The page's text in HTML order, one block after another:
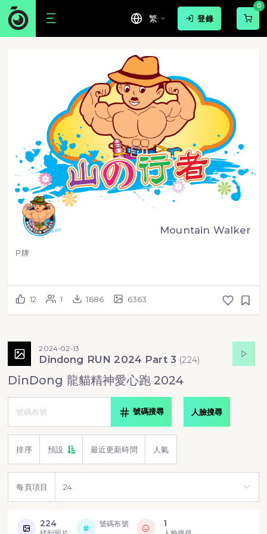
繁 登錄
0
Mountain Walker
P牌
12 1 1686 6363
2024-02-13
Dindong RUN 2024 Part 3 (224)
DinDong 龍貓精神愛心跑 2024
號碼搜尋 人臉搜尋
排序 預設 最近更新時間 人氣
每頁項目
224 號碼布號 1